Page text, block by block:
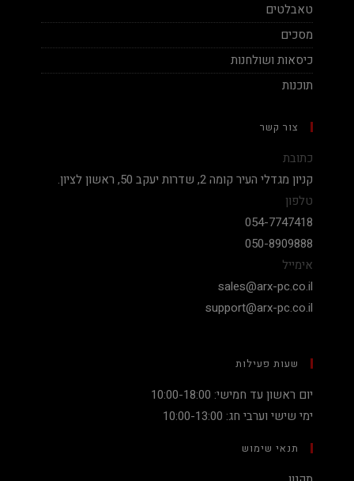
טאבלטים
מסכים
כיסאות ושולחנות
תוכנות
צור קשר
כתובת
קניון מגדלי העיר קומה 2, שדרות יעקב 50, ראשון לציון.
טלפון
054-7747418
050-8909888
אימייל
sales@arx-pc.co.il
support@arx-pc.co.il
שעות פעילות
יום ראשון עד חמישי: 10:00-18:00
ימי שישי וערבי חג: 10:00-13:00
תנאי שימוש